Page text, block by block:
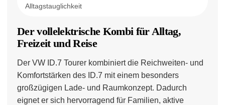
Alltagstauglichkeit
Der vollelektrische Kombi für Alltag,
Freizeit und Reise
Der VW ID.7 Tourer kombiniert die Reichweiten- und
Komfortstärken des ID.7 mit einem besonders
großzügigen Lade- und Raumkonzept. Dadurch
eignet er sich hervorragend für Familien, aktive